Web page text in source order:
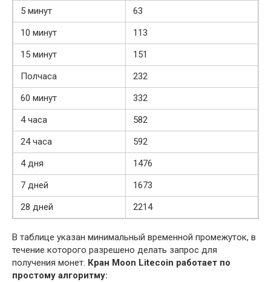
5 минут
63
10 минут
113
15 минут
151
Полчаса
232
60 минут
332
4 часа
582
24 часа
592
4 дня
1476
7 дней
1673
28 дней
2214
В таблице указан минимальный временной промежуток, в
течение которого разрешено делать запрос для
получения монет. Кран Moon Litecoin работает по
простому алгоритму: